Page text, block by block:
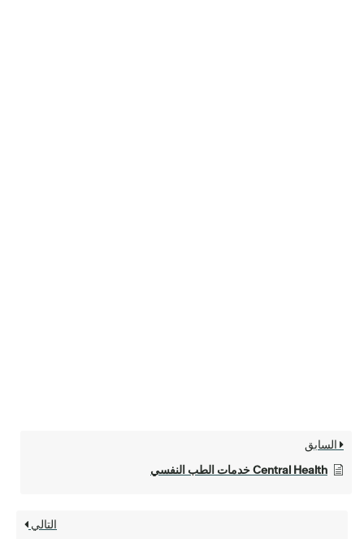
السابق
Central Health خدمات الطب النفسي
التالي